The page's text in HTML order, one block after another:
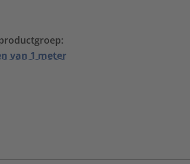
van 1 meter